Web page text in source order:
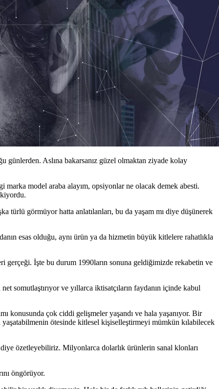
günlerden. Aslına bakarsanız güzel olmaktan ziyade kolay
model araba alayım, opsiyonlar ne olacak demek abesti.
türlü görmüyor hatta anlatılanları, bu da yaşam mı diye düşünerek
esas olduğu, aynı ürün ya da hizmetin büyük kitlelere rahatlıkla
gerçeği. İşte bu durum 1990ların sonuna geldiğimizde rekabetin ve
somutlaştırıyor ve yıllarca iktisatçıların faydanın içinde kabul
konusunda çok ciddi gelişmeler yaşandı ve hala yaşanıyor. Bir
ötesinde kitlesel kişiselleştirmeyi mümkün kılabilecek
özetleyebiliriz. Milyonlarca dolarlık ürünlerin sanal klonları
öngörüyor.